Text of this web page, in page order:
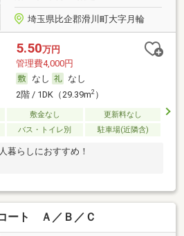
埼玉県比企郡滑川町大字月輪
5.50万円
管理費4,000円
なし
なし
2階 / 1DK（29.39m2）
敷金なし
更新料なし
バス・トイレ別 駐車場(近隣含)
暮らしにおすすめ！
ート Ａ／Ｂ／Ｃ